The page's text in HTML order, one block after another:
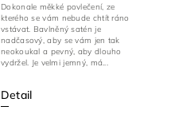
Detail
Dokonale měkké povlečení, ze
kterého se vám nebude chtít ráno
vstávat. Bavlněný satén je
nadčasový, aby se vám jen tak
neokoukal a pevný, aby dlouho
vydržel. Je velmi jemný, má...